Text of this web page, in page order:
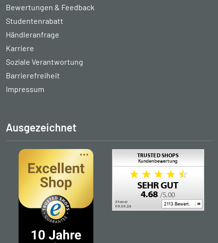
Bewertungen & Feedback
Studentenrabatt
Händleranfrage
Karriere
Soziale Verantwortung
Barrierefreiheit
Impressum
Ausgezeichnet